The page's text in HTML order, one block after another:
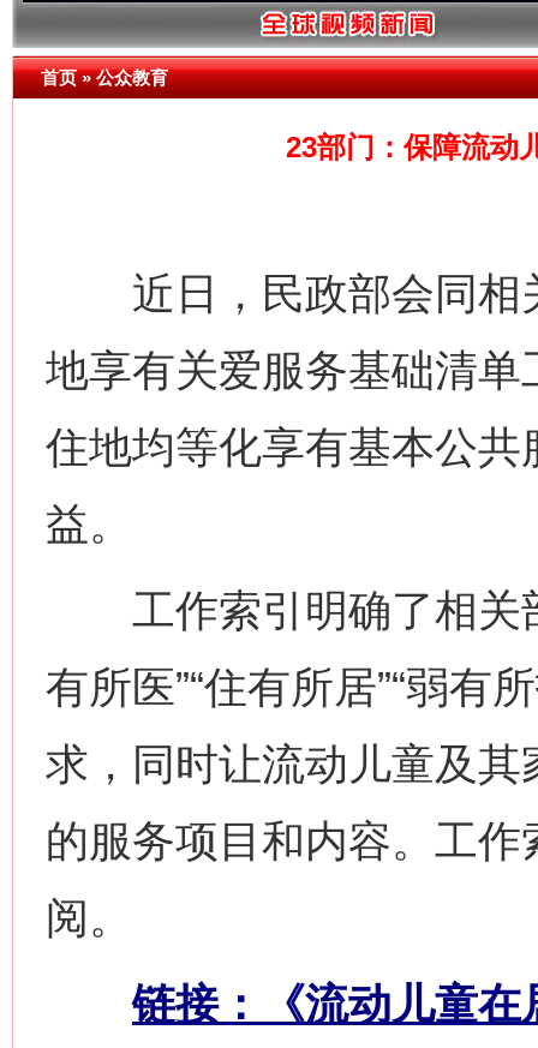
首页»公众教育
23部门：保障流动
近日，民政部会同相
地享有关爱服务基础清
住地均等化享有基本公
益。
工作索引明确了相关部
有所医”“住有所居”“弱有
求，同时让流动儿童及
的服务项目和内容。工
阅。
链接：《流动儿童